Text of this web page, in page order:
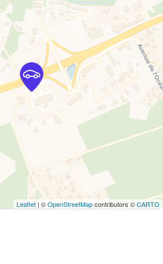
Leaflet | ©OpenStreetMapcontributors ©CARTO